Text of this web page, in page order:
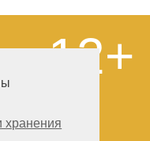
хранения
12+